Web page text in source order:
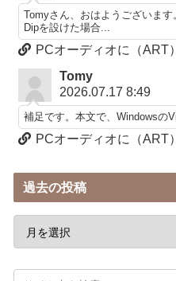
Tomyさん、おはようございます
Dipを設けた場合...
PCオーディオに（ART
Tomy
2026.07.17 8:49
補足です。本文で、Windowsの
PCオーディオに（ART
過去の投稿